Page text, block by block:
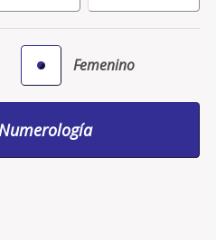
Femenino